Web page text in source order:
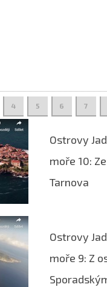
4 5 6 7
Ostrovy
moře 10:
Tarnova
Ostrovy
moře 9: Z